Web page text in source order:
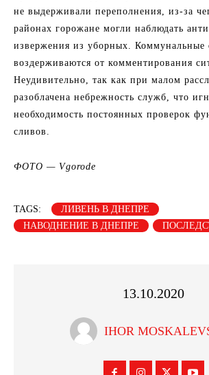
не выдерживали переполнения, из-за
районах горожане могли наблюдать
извержения из уборных. Коммунальные
воздерживаются от комментирования
Неудивительно, так как при малом
разоблачена небрежность служб, что
необходимость постоянных проверок
сливов.
ФОТО — Vgorode
TAGS:
ЛИВЕНЬ В ДНЕПРЕ
НАВОДНЕНИЕ В ДНЕПРЕ
13.10.2020
IHOR